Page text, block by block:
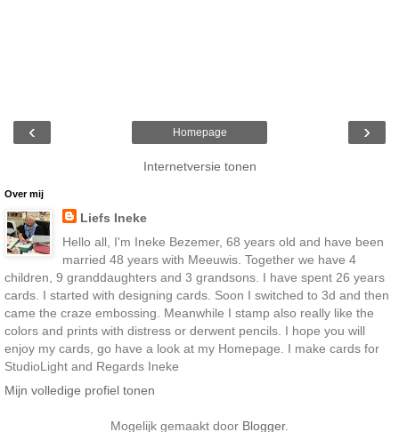
‹ ›
Homepage
Internetversie tonen
Over mij
Liefs Ineke
Hello all, I'm Ineke Bezemer, 68 years old and have been
married 48 years with Meeuwis. Together we have 4
children, 9 granddaughters and 3 grandsons. I have spent 26 years
cards. I started with designing cards. Soon I switched to 3d and then
came the craze embossing. Meanwhile I stamp also really like the
colors and prints with distress or derwent pencils. I hope you will
enjoy my cards, go have a look at my Homepage. I make cards for
StudioLight and Regards Ineke
Mijn volledige profiel tonen
Mogelijk gemaakt door Blogger.